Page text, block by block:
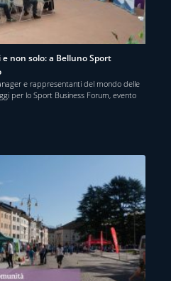
non solo: a Belluno Sport
e rappresentanti del mondo delle
per lo Sport Business Forum, evento